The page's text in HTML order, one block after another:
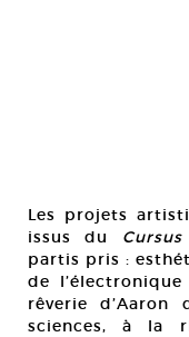
Les projets
issus du
partis pris :
de
rêverie d’Aaron
sciences, à la